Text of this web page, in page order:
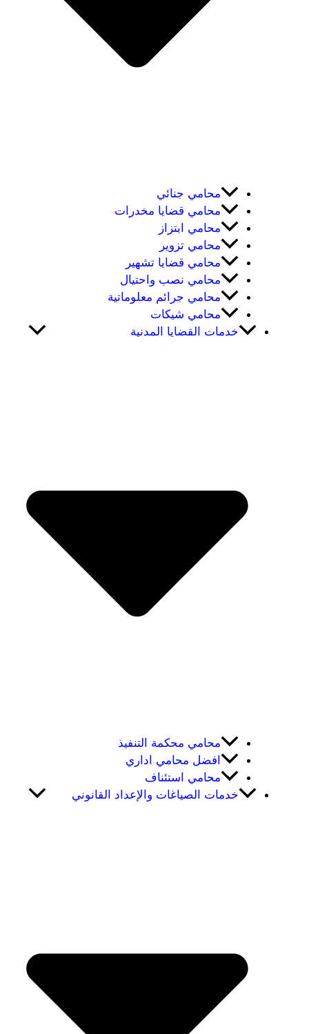
محامي جنائي
محامي قضايا مخدرات
محامي ابتزاز
محامي تزوير
محامي قضايا تشهير
محامي نصب واحتيال
محامي جرائم معلوماتية
محامي شيكات
خدمات القضايا المدنية
محامي محكمة التنفيذ
افضل محامي اداري
محامي استئناف
خدمات الصياغات والإعداد القانوني